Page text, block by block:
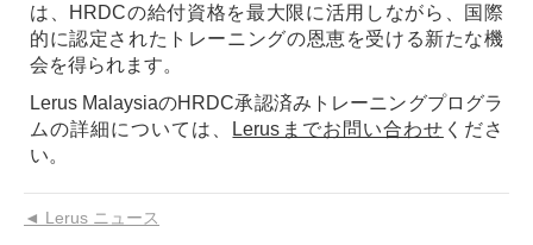
は、HRDCの給付資格を最大限に活用しながら、国際
的に認定されたトレーニングの恩恵を受ける新たな機
会を得られます。
Lerus MalaysiaのHRDC承認済みトレーニングプログラ
ムの詳細については、
Lerusまでお問い合わせ くださ
い。
◄ Lerus ニュース